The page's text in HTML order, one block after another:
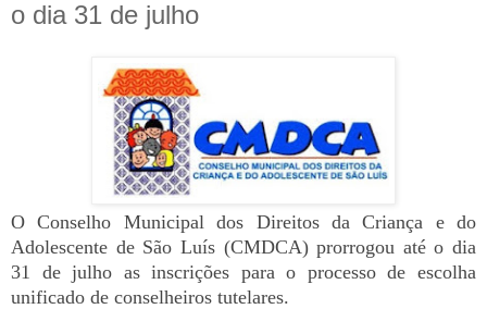
O Conselho Municipal dos Direitos da Criança e do
Adolescente de São Luís (CMDCA) prorrogou até o dia
31 de julho as inscrições para o processo de escolha
unificado de conselheiros tutelares.